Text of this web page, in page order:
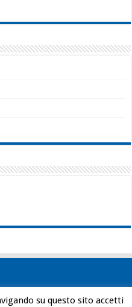
by Bob Vann
su questo sito accetti